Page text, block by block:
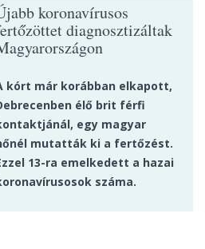
koronavírusos
diagnosztizáltak
kórt már korábban elkapott,
élő brit férfi
egy magyar
mutatták ki a fertőzést.
13-ra emelkedett a hazai
száma.